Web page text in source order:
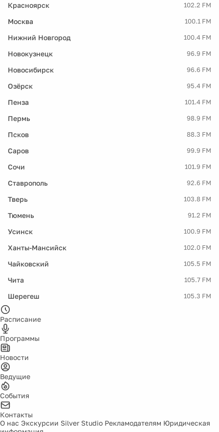
Красноярск 102.2 FM
Москва 100.1 FM
Нижний Новгород 100.4 FM
Новокузнецк 96.9 FM
Новосибирск 96.6 FM
Озёрск 95.4 FM
Пенза 101.4 FM
Пермь 98.9 FM
Псков 88.3 FM
Саров 99.9 FM
Сочи 101.9 FM
Ставрополь 92.6 FM
Тверь 103.8 FM
Тюмень 91.2 FM
Усинск 100.9 FM
Ханты-Мансийск 102.0 FM
Чайковский 105.5 FM
Чита 105.7 FM
Шерегеш 105.3 FM
Расписание
Программы
Новости
Ведущие
События
Контакты
О нас Экскурсии Silver Studio Рекламодателям Юридическая